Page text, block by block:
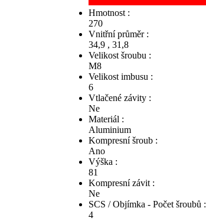
Hmotnost :
270
Vnitřní průměr :
34,9 , 31,8
Velikost šroubu :
M8
Velikost imbusu :
6
Vtlačené závity :
Ne
Materiál :
Aluminium
Kompresní šroub :
Ano
Výška :
81
Kompresní závit :
Ne
SCS / Objímka - Počet šroubů :
4